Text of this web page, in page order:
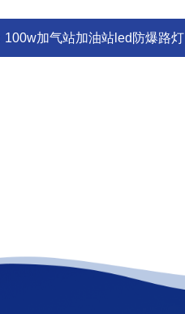
100w加气站加油站led防爆路灯